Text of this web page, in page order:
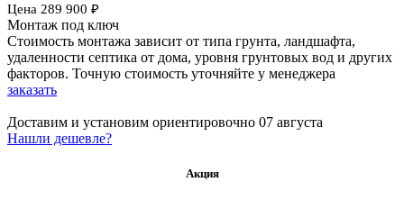
Цена 289 900 ₽
Монтаж под ключ
Стоимость монтажа зависит от типа грунта, ландшафта,
удаленности септика от дома, уровня грунтовых вод и других
факторов. Точную стоимость уточняйте у менеджера
заказать
Доставим и установим ориентировочно 07 августа
Нашли дешевле?
Акция